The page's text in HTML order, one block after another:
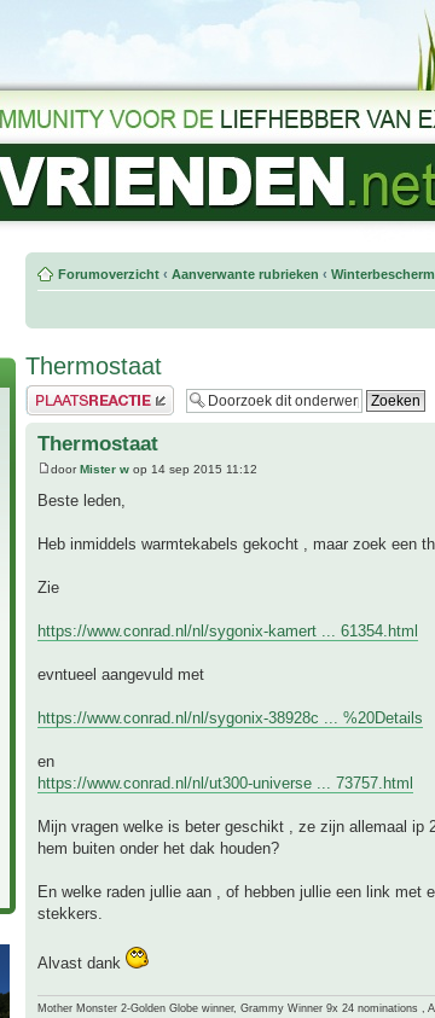
Forumoverzicht ‹ Aanverwante rubrieken ‹
Thermostaat
Plaats een reactie
Thermostaat
doorMister w op 14 sep 2015 11:12
Beste leden,
Heb inmiddels warmtekabels gekocht , maar zoek een
Zie
https://www.conrad.nl/nl/sygonix-kamert ... 61354.html
evntueel aangevuld met
https://www.conrad.nl/nl/sygonix-38928c ... %20Details
en
https://www.conrad.nl/nl/ut300-universe ... 73757.html
Mijn vragen welke is beter geschikt , ze zijn allemaal
hem buiten onder het dak houden?
En welke raden jullie aan , of hebben jullie een link met
stekkers.
Alvast dank
Mother Monster 2-Golden Globe winner, Grammy Winner 9x 24 nominations ,